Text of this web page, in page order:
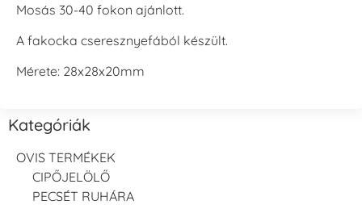
Mosás 30-40 fokon ajánlott.
A fakocka cseresznyefából készült.
Mérete: 28x28x20mm
Kategóriák
OVIS TERMÉKEK
CIPŐJELÖLŐ
PECSÉT RUHÁRA